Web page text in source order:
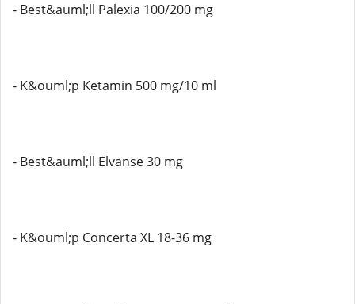
- Best&auml;ll Palexia 100/200 mg
- K&ouml;p Ketamin 500 mg/10 ml
- Best&auml;ll Elvanse 30 mg
- K&ouml;p Concerta XL 18-36 mg